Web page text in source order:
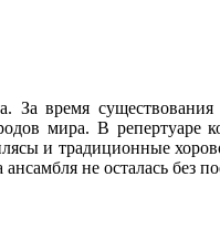
За время существования
мира. В репертуаре
и традиционные
не осталась без